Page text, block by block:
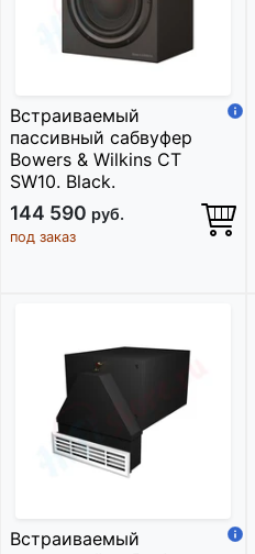
Встраиваемый
пассивный сабвуфер
Bowers & Wilkins CT
SW10. Black.
144 590 руб.
под заказ
Встраиваемый